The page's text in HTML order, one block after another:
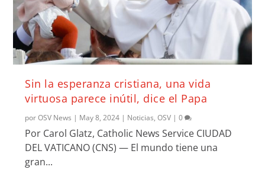
Sin la esperanza cristiana, una vida
virtuosa parece inútil, dice el Papa
porOSV News | May 8, 2024 | Noticias,OSV |0
Por Carol Glatz, Catholic News Service CIUDAD
DEL VATICANO (CNS) — El mundo tiene una
gran...